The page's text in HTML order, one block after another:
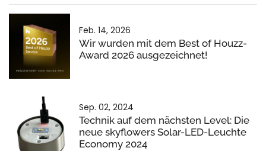
Feb. 14, 2026
Wir wurden mit dem Best of Houzz-
Award 2026 ausgezeichnet!
Sep. 02, 2024
Technik auf dem nächsten Level: Die
neue skyflowers Solar-LED-Leuchte
Economy 2024